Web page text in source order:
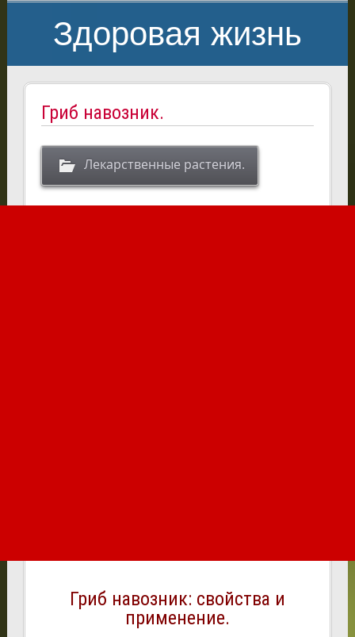
Здоровая жизнь
Гриб навозник.
Лекарственные растения.
Гриб навозник: свойства и
применение.